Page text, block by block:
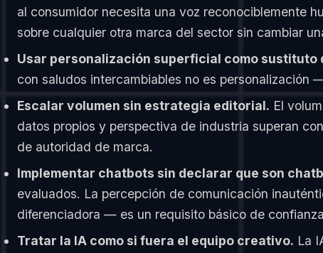
al consumidor necesita una voz reconociblemente
sobre cualquier otra marca del sector sin cambiar
Usar personalización superficial como sustituto
con saludos intercambiables no es
Escalar volumen sin estrategia editorial. El
datos propios y perspectiva de industria superan
de autoridad de marca.
Implementar chatbots sin declarar que son
evaluados. La percepción de comunicación
diferenciadora — es un requisito básico de
Tratar la IA como si fuera el equipo creativo. La